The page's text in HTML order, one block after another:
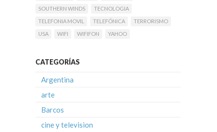
SOUTHERN WINDS
TECNOLOGIA
TELEFONIA MOVIL
TELEFÓNICA
TERRORISMO
USA
WIFI WIFIFON YAHOO
CATEGORÍAS
Argentina
arte
Barcos
cine y television